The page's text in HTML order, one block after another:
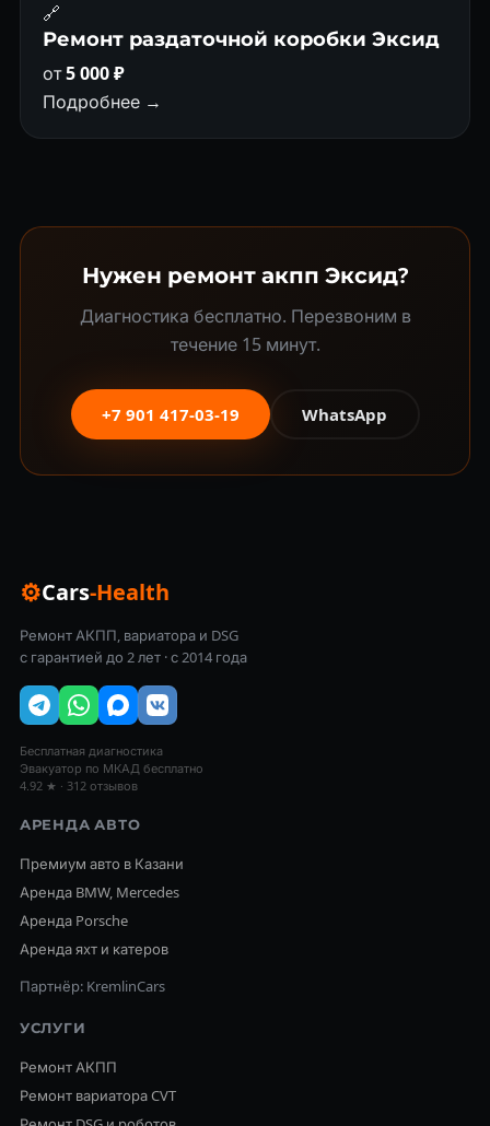
🔗
Ремонт раздаточной коробки Эксид
от5 000 ₽
Подробнее →
Нужен ремонт акпп Эксид?
Диагностика бесплатно. Перезвоним в
течение 15 минут.
+7 901 417-03-19 WhatsApp
⚙Cars-Health
Ремонт АКПП, вариатора и DSG
с гарантией до 2 лет · с 2014 года
Бесплатная диагностика
Эвакуатор по МКАД бесплатно
4.92 ★ · 312 отзывов
АРЕНДА АВТО
Премиум авто в Казани
Аренда BMW, Mercedes
Аренда Porsche
Аренда яхт и катеров
Партнёр: KremlinCars
УСЛУГИ
Ремонт АКПП
Ремонт вариатора CVT